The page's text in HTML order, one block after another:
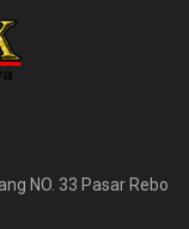
NO. 33 Pasar Rebo